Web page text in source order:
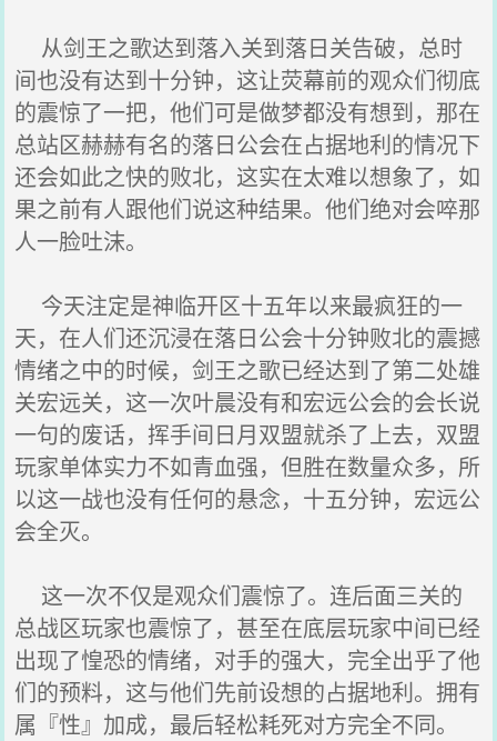
从剑王之歌达到落入关到落日关告破，总时
间也没有达到十分钟，这让荧幕前的观众们彻底
的震惊了一把，他们可是做梦都没有想到，那在
总站区赫赫有名的落日公会在占据地利的情况下
还会如此之快的败北，这实在太难以想象了，如
果之前有人跟他们说这种结果。他们绝对会啐那
人一脸吐沫。
今天注定是神临开区十五年以来最疯狂的一
天，在人们还沉浸在落日公会十分钟败北的震撼
情绪之中的时候，剑王之歌已经达到了第二处雄
关宏远关，这一次叶晨没有和宏远公会的会长说
一句的废话，挥手间日月双盟就杀了上去，双盟
玩家单体实力不如青血强，但胜在数量众多，所
以这一战也没有任何的悬念，十五分钟，宏远公
会全灭。
这一次不仅是观众们震惊了。连后面三关的
总战区玩家也震惊了，甚至在底层玩家中间已经
出现了惶恐的情绪，对手的强大，完全出乎了他
们的预料，这与他们先前设想的占据地利。拥有
属『性』加成，最后轻松耗死对方完全不同。